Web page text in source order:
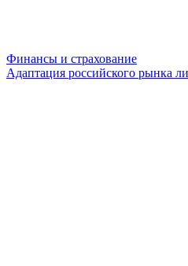
Финансы и страхование
Адаптация российского рынка